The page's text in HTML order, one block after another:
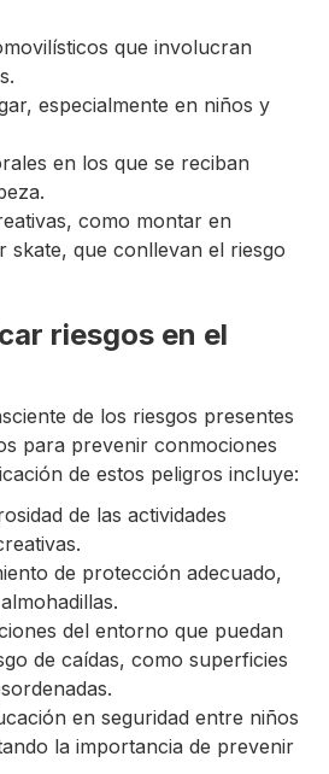
que involucran
especialmente en niños y
en los que se reciban
como montar en
skate, que conllevan el riesgo
riesgos en el
de los riesgos presentes
para prevenir conmociones
de estos peligros incluye:
de las actividades
de protección adecuado,
del entorno que puedan
de caídas, como superficies
en seguridad entre niños
la importancia de prevenir